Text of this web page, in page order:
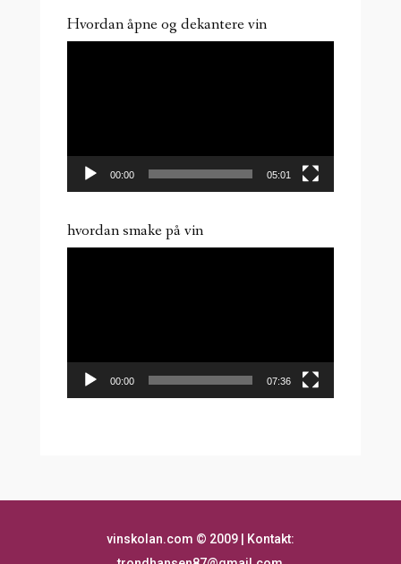
Hvordan åpne og dekantere vin
00:00 05:01
hvordan smake på vin
00:00 07:36
vinskolan.com © 2009 | Kontakt: